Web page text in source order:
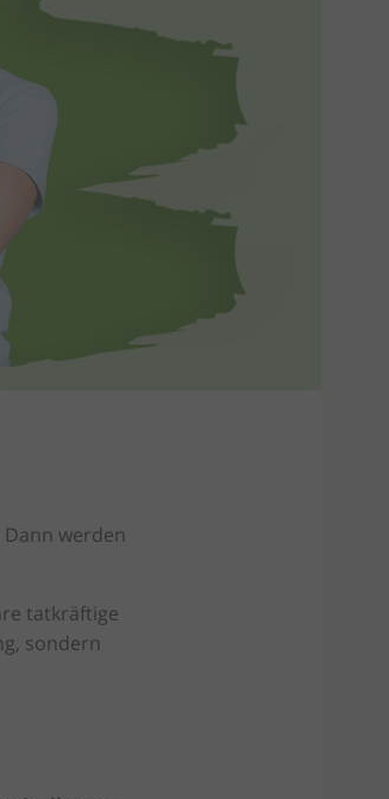
werden
tatkräftige
sondern